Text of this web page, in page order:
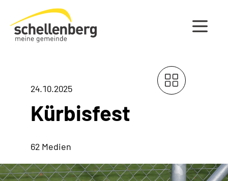
Gemeinde Schellenberg Startseite
24.10.2025
Kürbisfest
62 Medien